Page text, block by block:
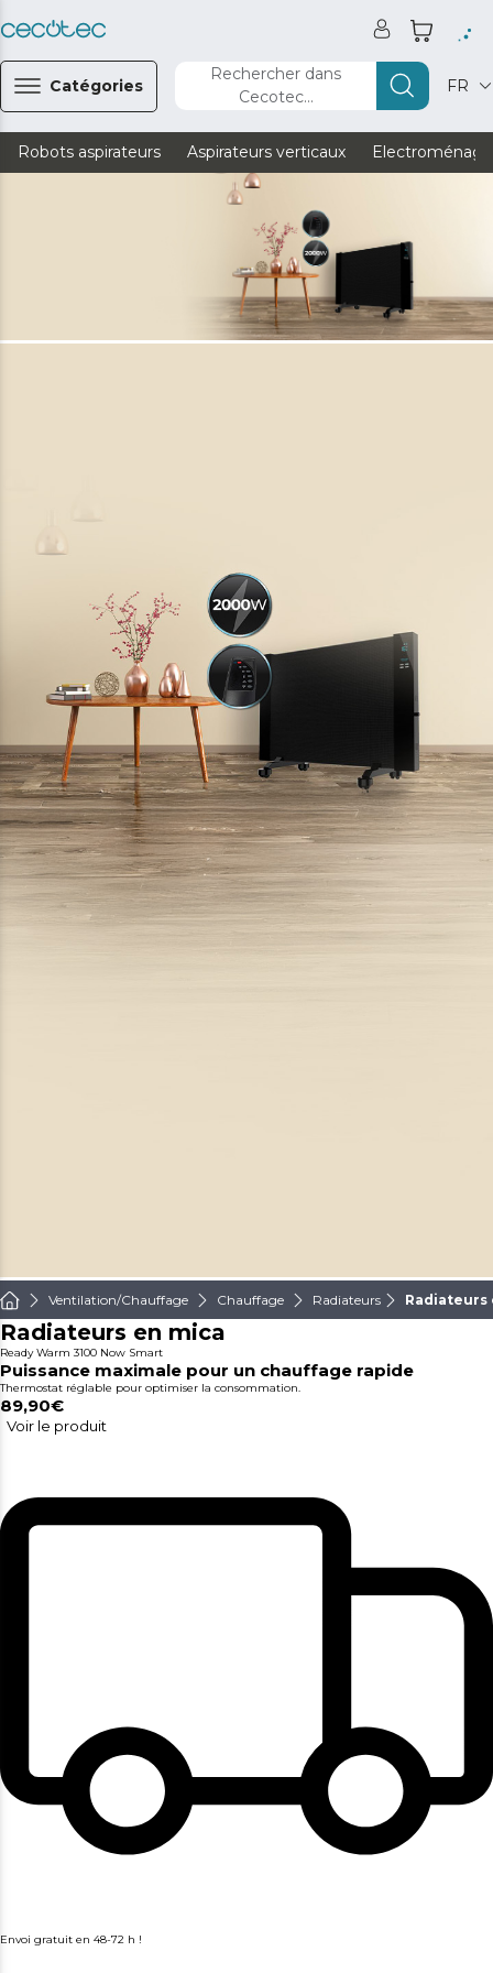
Catégories
Rechercher dans
Cecotec...
FR
Robots aspirateurs Aspirateurs verticaux
Ventilation/Chauffage Chauffage Radiateurs Radiateurs
Radiateurs en mica
Ready Warm 3100 Now Smart
Puissance maximale pour un chauffage rapide
Thermostat réglable pour optimiser la consommation.
89,90€
Voir le produit
Envoi gratuit en 48-72 h !